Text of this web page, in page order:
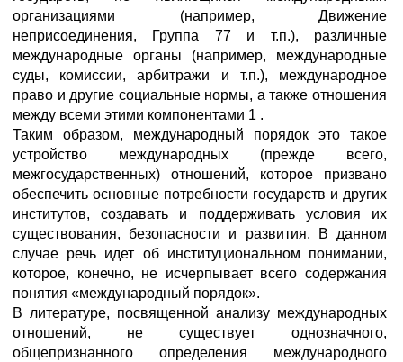
организациями (например, Движение
неприсоединения, Группа 77 и т.п.), различные
международные органы (например, международные
суды, комиссии, арбитражи и т.п.), международное
право и другие социальные нормы, а также отношения
между всеми этими компонентами 1 .
Таким образом, международный порядок это такое
устройство международных (прежде всего,
межгосударственных) отношений, которое призвано
обеспечить основные потребности государств и других
институтов, создавать и поддерживать условия их
существования, безопасности и развития. В данном
случае речь идет об институциональном понимании,
которое, конечно, не исчерпывает всего содержания
понятия «международный порядок».
В литературе, посвященной анализу международных
отношений, не существует однозначного,
общепризнанного определения международного